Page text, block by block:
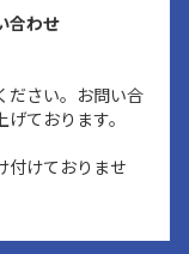
合わせ
ださい。お問い合
ております。
付けておりませ